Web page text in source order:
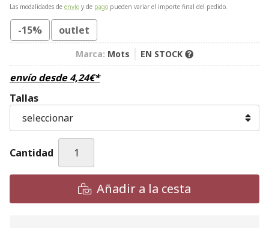
Las modalidades de envío y de pago pueden variar el importe final del pedido.
-15% outlet
Marca: Mots EN STOCK
envío desde4,24€*
Tallas
Cantidad
Añadir a la cesta